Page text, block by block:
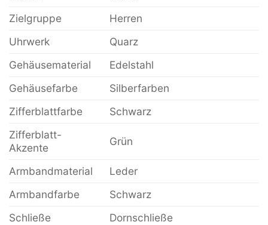
Zielgruppe
Herren
Uhrwerk
Quarz
Gehäusematerial
Edelstahl
Gehäusefarbe
Silberfarben
Zifferblattfarbe
Schwarz
Zifferblatt-
Akzente
Grün
Armbandmaterial
Leder
Armbandfarbe
Schwarz
Schließe
Dornschließe